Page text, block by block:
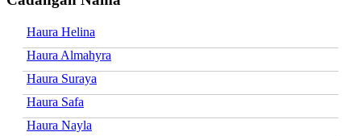
Haura Helina
Haura Almahyra
Haura Suraya
Haura Safa
Haura Nayla